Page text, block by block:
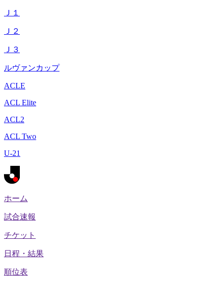
Ｊ１
Ｊ２
Ｊ３
ルヴァンカップ
ACLE
ACL Elite
ACL2
ACL Two
U-21
ホーム
試合速報
チケット
日程・結果
順位表